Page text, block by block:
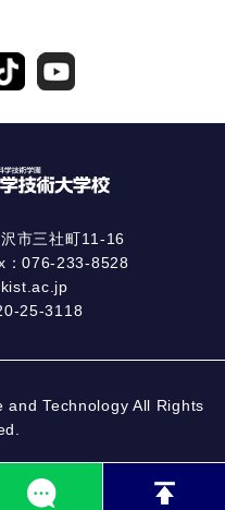
市三社町11-16
：076-233-8528
25-3118
Technology All Rights